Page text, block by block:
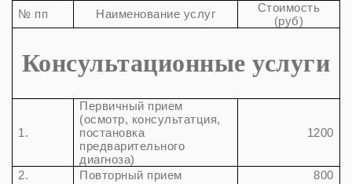
№ пп Наименование услуг
Стоимость
(руб)
Консультационные услуги
1.
Первичный прием
(осмотр, консультатция,
постановка
предварительного
диагноза)
1200
2. Повторный прием
800